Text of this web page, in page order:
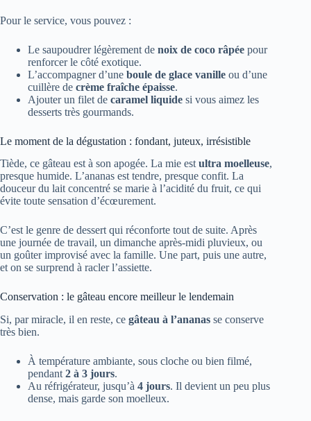
Pour le service, vous pouvez :
Le saupoudrer légèrement de noix de coco râpée pour
renforcer le côté exotique.
L’accompagner d’une boule de glace vanille ou d’une
cuillère de crème fraîche épaisse.
Ajouter un filet de caramel liquide si vous aimez les
desserts très gourmands.
Le moment de la dégustation : fondant, juteux, irrésistible
Tiède, ce gâteau est à son apogée. La mie estultra moelleuse,
presque humide. L’ananas est tendre, presque confit. La
douceur du lait concentré se marie à l’acidité du fruit, ce qui
évite toute sensation d’écœurement.
C’est le genre de dessert qui réconforte tout de suite. Après
une journée de travail, un dimanche après-midi pluvieux, ou
un goûter improvisé avec la famille. Une part, puis une autre,
et on se surprend à racler l’assiette.
Conservation : le gâteau encore meilleur le lendemain
Si, par miracle, il en reste, ce gâteau à l’ananas se conserve
très bien.
À température ambiante, sous cloche ou bien filmé,
pendant 2 à 3 jours.
Au réfrigérateur, jusqu’à 4 jours. Il devient un peu plus
dense, mais garde son moelleux.